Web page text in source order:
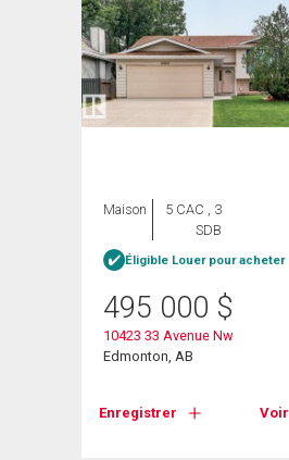
Maison
5 CAC , 3
SDB
Éligible Louer pour acheter
495 000 $
10423 33 Avenue Nw
Edmonton, AB
Enregistrer Voir